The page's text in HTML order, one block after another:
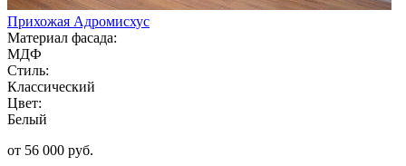
Прихожая Адромисхус
Материал фасада:
МДФ
Стиль:
Классический
Цвет:
Белый
от 56 000 руб.